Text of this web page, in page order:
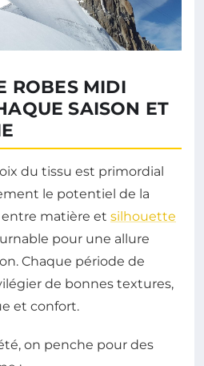
ROBES MIDI
SAISON ET
du tissu est primordial
le potentiel de la
entre matière et silhouette
pour une allure
Chaque période de
de bonnes textures,
et confort.
on penche pour des